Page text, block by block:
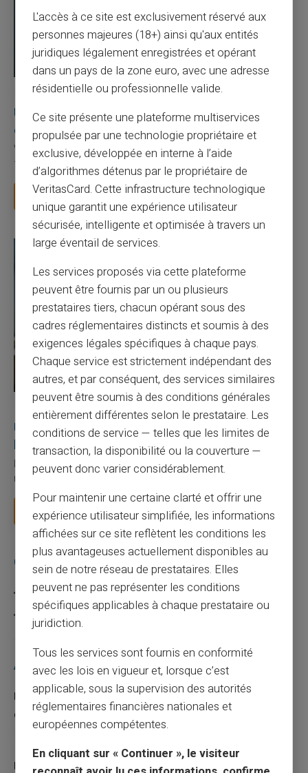
03/08/2026 Veritas Carte prépayée
Une carte bancaire gratuite sans compte, ça
existe ?
Vous avez tapé cette recherche parce que votre banque vous
facture 50 € par an pour une carte que vo...
Lire la suite
Veritas
Utilisation responsable du paiement mobile avec
la carte Veritas
Le paiement mobile s'est imposé dans les habitudes quotidiennes,
mais il appelle des réflexes pour é...
Lire la suite
Catégories
Carte prépayée
Escroquerie
Articles récents
Une carte bancaire gratuite sans compte, ça
existe ?
Utilisation responsable du paiement mobile
L'accès à ce site est exclusivement réservé aux
personnes majeures (18+) ainsi qu'aux entités
juridiques légalement enregistrées et opérant
dans un pays de la zone euro, avec une adresse
résidentielle ou professionnelle valide.
Ce site présente une plateforme multiservices
propulsée par une technologie propriétaire et
exclusive, développée en interne à l’aide
d’algorithmes détenus par le propriétaire de
VeritasCard. Cette infrastructure technologique
unique garantit une expérience utilisateur
sécurisée, intelligente et optimisée à travers un
large éventail de services.
Les services proposés via cette plateforme
peuvent être fournis par un ou plusieurs
prestataires tiers, chacun opérant sous des
cadres réglementaires distincts et soumis à des
exigences légales spécifiques à chaque pays.
Chaque service est strictement indépendant des
autres, et par conséquent, des services similaires
peuvent être soumis à des conditions générales
entièrement différentes selon le prestataire. Les
conditions de service — telles que les limites de
transaction, la disponibilité ou la couverture —
peuvent donc varier considérablement.
Pour maintenir une certaine clarté et offrir une
expérience utilisateur simplifiée, les informations
affichées sur ce site reflètent les conditions les
plus avantageuses actuellement disponibles au
sein de notre réseau de prestataires. Elles
peuvent ne pas représenter les conditions
spécifiques applicables à chaque prestataire ou
juridiction.
Tous les services sont fournis en conformité
avec les lois en vigueur et, lorsque c’est
applicable, sous la supervision des autorités
réglementaires financières nationales et
européennes compétentes.
En cliquant sur « Continuer », le visiteur